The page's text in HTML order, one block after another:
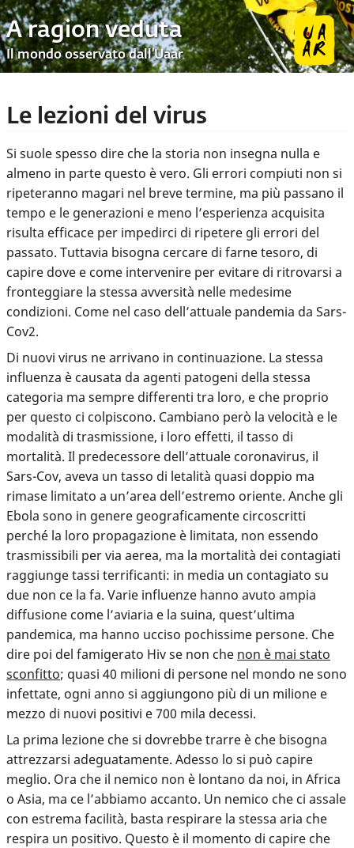
A ragion veduta
Il mondo osservato dall’Uaar
Le lezioni del virus
Si suole spesso dire che la storia non insegna nulla e
almeno in parte questo è vero. Gli errori compiuti non si
ripeteranno magari nel breve termine, ma più passano il
tempo e le generazioni e meno l’esperienza acquisita
risulta efficace per impedirci di ripetere gli errori del
passato. Tuttavia bisogna cercare di farne tesoro, di
capire dove e come intervenire per evitare di ritrovarsi a
fronteggiare la stessa avversità nelle medesime
condizioni. Come nel caso dell’attuale pandemia da Sars-
Cov2.
Di nuovi virus ne arrivano in continuazione. La stessa
influenza è causata da agenti patogeni della stessa
categoria ma sempre differenti tra loro, e che proprio
per questo ci colpiscono. Cambiano però la velocità e le
modalità di trasmissione, i loro effetti, il tasso di
mortalità. Il predecessore dell’attuale coronavirus, il
Sars-Cov, aveva un tasso di letalità quasi doppio ma
rimase limitato a un’area dell’estremo oriente. Anche gli
Ebola sono in genere geograficamente circoscritti
perché la loro propagazione è limitata, non essendo
trasmissibili per via aerea, ma la mortalità dei contagiati
raggiunge tassi terrificanti: in media un contagiato su
due non ce la fa. Varie influenze hanno avuto ampia
diffusione come l’aviaria e la suina, quest’ultima
pandemica, ma hanno ucciso pochissime persone. Che
dire poi del famigerato Hiv se non che non è mai stato
sconfitto; quasi 40 milioni di persone nel mondo ne sono
infettate, ogni anno si aggiungono più di un milione e
mezzo di nuovi positivi e 700 mila decessi.
La prima lezione che si dovrebbe trarre è che bisogna
attrezzarsi adeguatamente. Adesso lo si può capire
meglio. Ora che il nemico non è lontano da noi, in Africa
o Asia, ma ce l’abbiamo accanto. Un nemico che ci assale
con estrema facilità, basta respirare la stessa aria che
respira un positivo. Questo è il momento di capire che